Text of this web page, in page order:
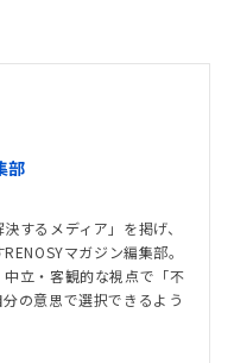
部
するメディア」を掲げ、
マガジン編集部。
立・客観的な視点で「不
の意思で選択できるよう